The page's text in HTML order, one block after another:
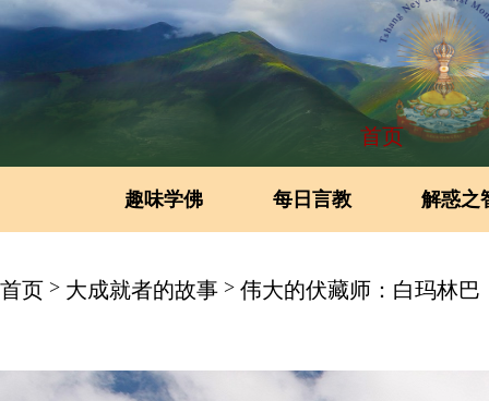
首页
趣味学佛 每日言教 解惑之
首页 > 大成就者的故事 > 伟大的伏藏师：​白玛林巴